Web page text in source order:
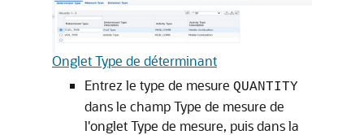
Onglet Type de déterminant
Entrez le type de mesure QUANTITY
dans le champ Type de mesure de
l'onglet Type de mesure, puis dans la